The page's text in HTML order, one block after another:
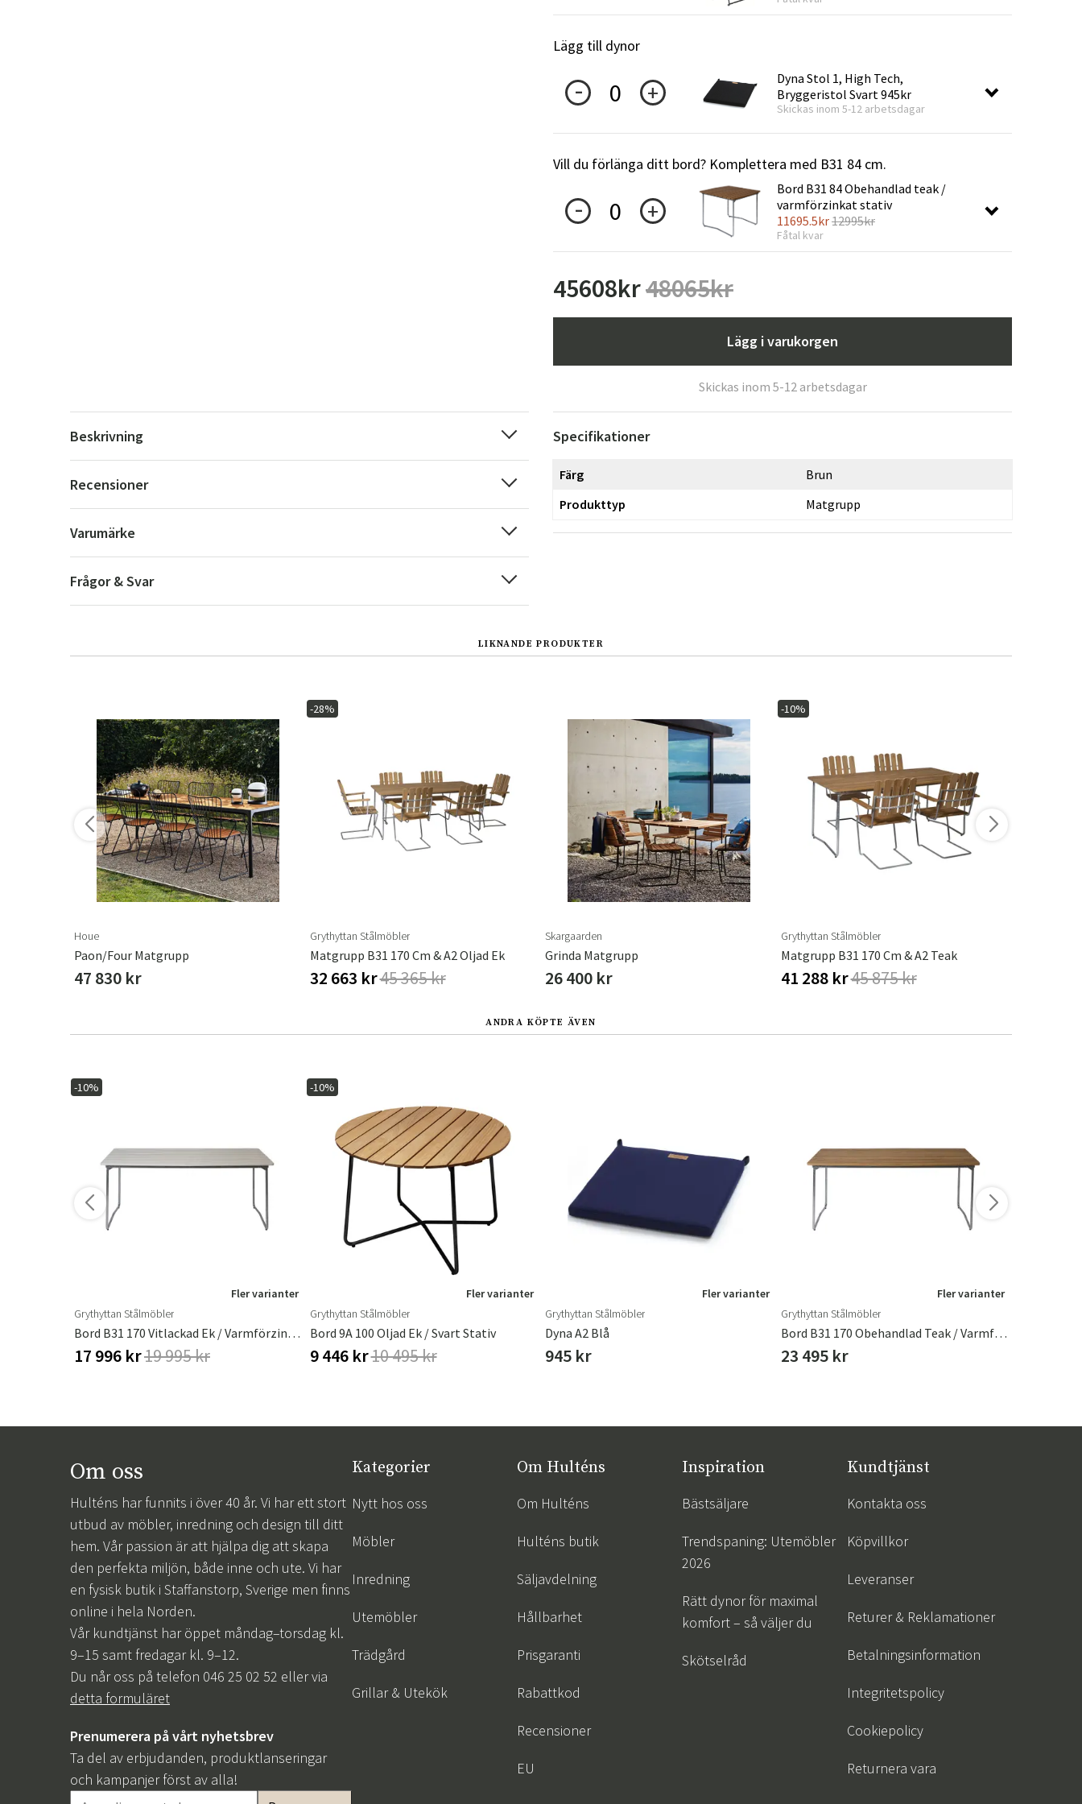
Sverige
Danmark
Lägg till dynor
0
Dyna Stol 1, High Tech,
Bryggeristol Svart 945kr
Skickas inom 5-12 arbetsdagar
Vill du förlänga ditt bord? Komplettera med B31 84 cm.
0
Bord B31 84 Obehandlad teak /
varmförzinkat stativ
11695.5kr12995kr
Fåtal kvar
45608kr48065kr
Lägg i varukorgen
Skickas inom 5-12 arbetsdagar
Beskrivning
Recensioner
Varumärke
Frågor & Svar
Specifikationer
Färg
Brun
Produkttyp
Matgrupp
LIKNANDE PRODUKTER
Houe
Paon/Four Matgrupp
47 830 kr
-28%
Grythyttan Stålmöbler
Matgrupp B31 170 Cm & A2 Oljad Ek
32 663 kr45 365 kr
Skargaarden
Grinda Matgrupp
26 400 kr
-10%
Grythyttan Stålmöbler
Matgrupp B31 170 Cm & A2 Teak
41 288 kr45 875 kr
ANDRA KÖPTE ÄVEN
-10%
Fler varianter
Grythyttan Stålmöbler
Bord B31 170 Vitlackad Ek / Varmförzinkat Stativ
17 996 kr19 995 kr
-10%
Fler varianter
Grythyttan Stålmöbler
Bord 9A 100 Oljad Ek / Svart Stativ
9 446 kr10 495 kr
Fler varianter
Grythyttan Stålmöbler
Dyna A2 Blå
945 kr
Fler varianter
Grythyttan Stålmöbler
Bord B31 170 Obehandlad Teak / Varmförzinkat Stativ
23 495 kr
Om oss
Hulténs har funnits i över 40 år. Vi har ett stort
utbud av möbler, inredning och design till ditt
hem. Vår passion är att hjälpa dig att skapa
den perfekta miljön, både inne och ute. Vi har
en fysisk butik i Staffanstorp, Sverige men finns
online i hela Norden.
Vår kundtjänst har öppet måndag–torsdag kl.
9–15 samt fredagar kl. 9–12.
Du når oss på telefon 046 25 02 52 eller via
detta formuläret
Prenumerera på vårt nyhetsbrev
Ta del av erbjudanden, produktlanseringar
och kampanjer först av alla!
Kategorier
Nytt hos oss
Möbler
Inredning
Utemöbler
Trädgård
Grillar & Utekök
Om Hulténs
Om Hulténs
Hulténs butik
Säljavdelning
Hållbarhet
Prisgaranti
Rabattkod
Recensioner
EU
Inspiration
Bästsäljare
Trendspaning: Utemöbler
2026
Rätt dynor för maximal
komfort – så väljer du
Skötselråd
Kundtjänst
Kontakta oss
Köpvillkor
Leveranser
Returer & Reklamationer
Betalningsinformation
Integritetspolicy
Cookiepolicy
Returnera vara